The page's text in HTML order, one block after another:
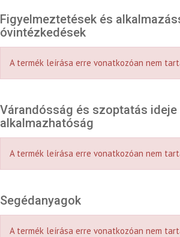
Figyelmeztetések és
óvintézkedések
A termék leírása erre vonatkozóan nem
Várandósság és szoptatás
alkalmazhatóság
A termék leírása erre vonatkozóan nem
Segédanyagok
A termék leírása erre vonatkozóan nem